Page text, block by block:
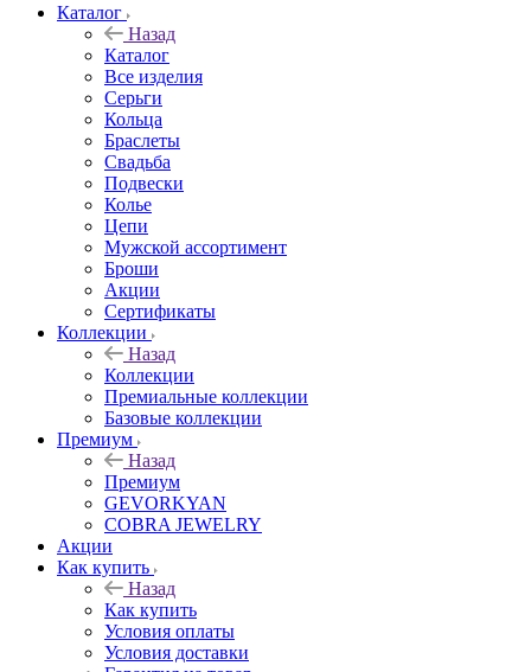
Каталог
Назад
Каталог
Все изделия
Серьги
Кольца
Браслеты
Свадьба
Подвески
Колье
Цепи
Мужской ассортимент
Броши
Акции
Сертификаты
Коллекции
Назад
Коллекции
Премиальные коллекции
Базовые коллекции
Премиум
Назад
Премиум
GEVORKYAN
COBRA JEWELRY
Акции
Как купить
Назад
Как купить
Условия оплаты
Условия доставки